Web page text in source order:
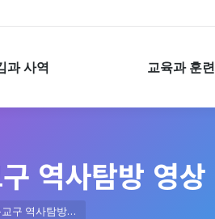
과 사역 교육과 훈련
역사탐방 영상
교구 역사탐방…
사역 교육과 훈련